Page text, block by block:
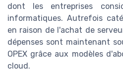
dont les entreprises
informatiques. Autrefois
en raison de l'achat de
dépenses sont maintenant
OPEX grâce aux modèles
cloud.